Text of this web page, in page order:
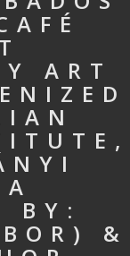
ART
BY:
&